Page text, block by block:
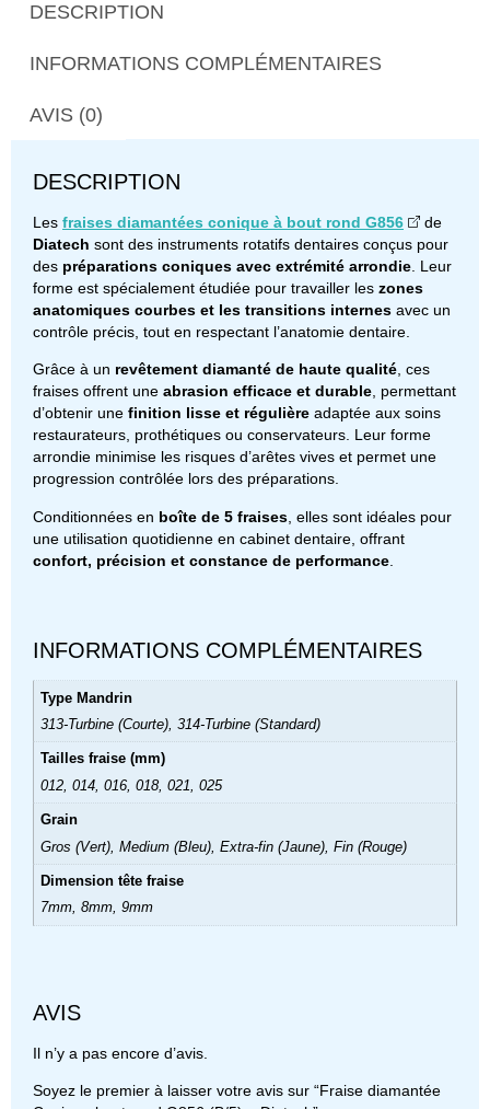
DESCRIPTION
INFORMATIONS COMPLÉMENTAIRES
AVIS (0)
DESCRIPTION
Les fraises diamantées conique à bout rond G856
de
Diatech sont des instruments rotatifs dentaires conçus pour
des préparations coniques avec extrémité arrondie . Leur
forme est spécialement étudiée pour travailler les zones
anatomiques courbes et les transitions internes avec un
contrôle précis, tout en respectant l’anatomie dentaire.
Grâce à un revêtement diamanté de haute qualité, ces
fraises offrent une abrasion efficace et durable, permettant
d’obtenir une finition lisse et régulière adaptée aux soins
restaurateurs, prothétiques ou conservateurs. Leur forme
arrondie minimise les risques d’arêtes vives et permet une
progression contrôlée lors des préparations.
Conditionnées en boîte de 5 fraises , elles sont idéales pour
une utilisation quotidienne en cabinet dentaire, offrant
confort, précision et constance de performance
INFORMATIONS COMPLÉMENTAIRES
Type Mandrin
313-Turbine (Courte), 314-Turbine (Standard)
Tailles fraise (mm)
012, 014, 016, 018, 021, 025
Grain
Gros (Vert), Medium (Bleu), Extra-fin (Jaune), Fin (Rouge)
Dimension tête fraise
7mm, 8mm, 9mm
AVIS
Il n’y a pas encore d’avis.
Soyez le premier à laisser votre avis sur “Fraise diamantée